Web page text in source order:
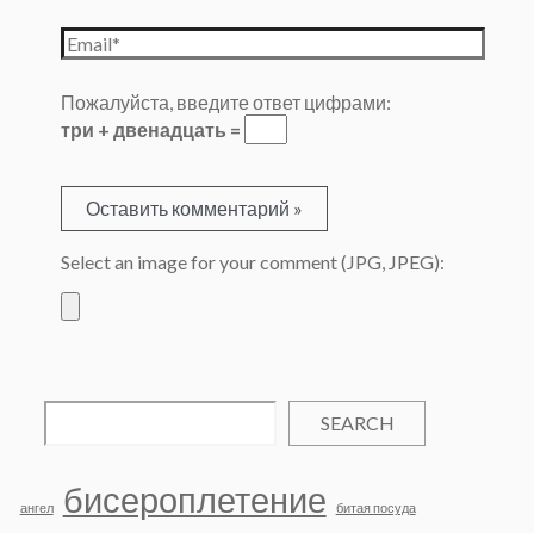
Email*
Пожалуйста, введите ответ цифрами:
три + двенадцать =
Select an image for your comment (JPG, JPEG):
SEARCH
ангел бисероплетение битая посуда